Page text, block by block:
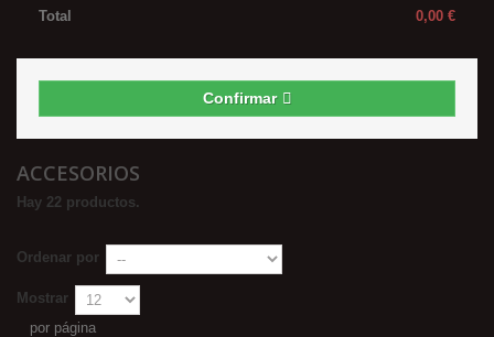
0,00 €
Total
Confirmar
ACCESORIOS
Hay 22 productos.
Ordenar por
Mostrar
por página